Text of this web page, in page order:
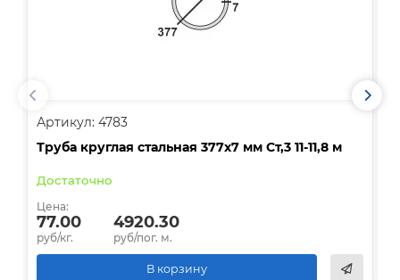
Артикул: 4783
Труба круглая стальная 377х7 мм Ст,3 11-11,8 м
Достаточно
Цена:
77.00
руб/кг.
4920.30
руб/пог. м.
В корзину